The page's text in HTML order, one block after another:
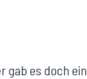
gab es doch ein